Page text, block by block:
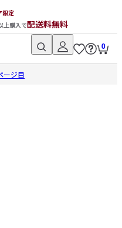
限定
上購入で配送料無料
0
ージ目